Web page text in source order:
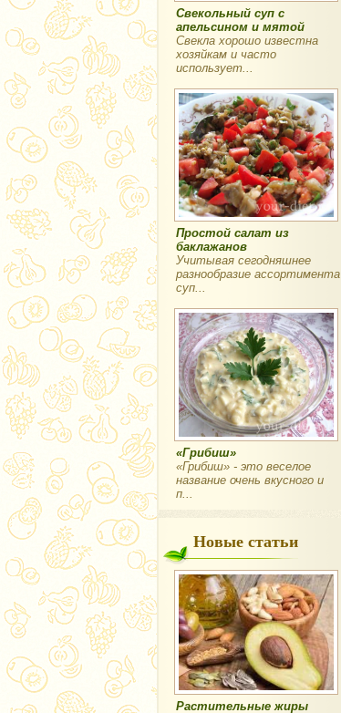
Свекольный суп с
апельсином и мятой
Свекла хорошо известна
хозяйкам и часто
использует...
Простой салат из
баклажанов
Учитывая сегодняшнее
разнообразие ассортимента
суп...
«Грибиш»
«Грибиш» - это веселое
название очень вкусного и
п...
Новые статьи
Растительные жиры